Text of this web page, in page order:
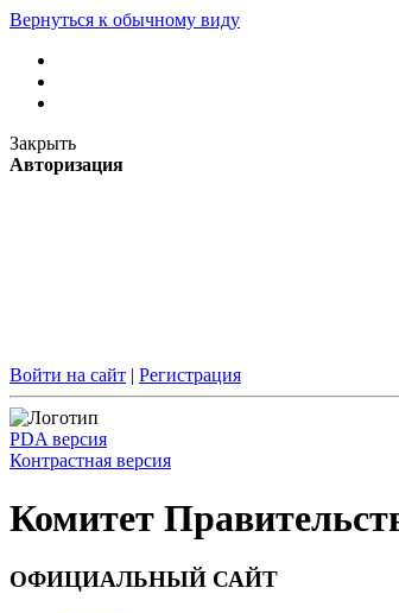
Вернуться к обычному виду
Закрыть
Авторизация
Войти на сайт | Регистрация
PDA версия
Контрастная версия
Комитет
ОФИЦИАЛЬНЫЙ САЙТ